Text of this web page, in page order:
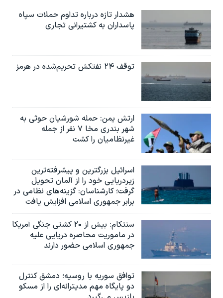
هشدار تازه درباره تداوم حملات سپاه
پاسداران به کشتیرانی تجاری
توقف ۲۴ نفتکش تحریم‌شده در هرمز
ارتش یمن: حمله شورشیان حوثی به
شهر بندری مخا ۷ نفر از جمله
غیرنظامیان را کشت
اسرائيل بزرگترین و پیشرفته‌ترین
زیردریایی خود را از آلمان تحویل
گرفت؛ کارشناسان: گزینه‌های نظامی در
برابر جمهوری اسلامی افزایش یافت
سنتکام: بیش از ۲۰ کشتی جنگی آمریکا
در ماموریت محاصره دریایی علیه
جمهوری اسلامی حضور دارند
توافق سوریه با روسیه؛ دمشق کنترل
دو پایگاه مهم مدیترانه‌ای را از مسکو